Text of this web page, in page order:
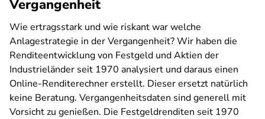
Vergangenheit
Wie ertragsstark und wie riskant war welche
Anlagestrategie in der Vergangenheit? Wir haben die
Renditeentwicklung von Festgeld und Aktien der
Industrieländer seit 1970 analysiert und daraus einen
Online-Renditerechner erstellt. Dieser ersetzt natürlich
keine Beratung. Vergangenheitsdaten sind generell mit
Vorsicht zu genießen. Die Festgeldrenditen seit 1970